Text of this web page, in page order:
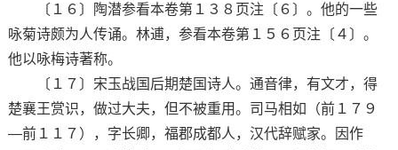
〔１６〕陶潜参看本卷第１３８页注〔６〕。他的一些
咏菊诗颇为人传诵。林逋，参看本卷第１５６页注〔４〕。
他以咏梅诗著称。
〔１７〕宋玉战国后期楚国诗人。通音律，有文才，得
楚襄王赏识，做过大夫，但不被重用。司马相如（前１７９
—前１１７），字长卿，福郡成都人，汉代辞赋家。因作